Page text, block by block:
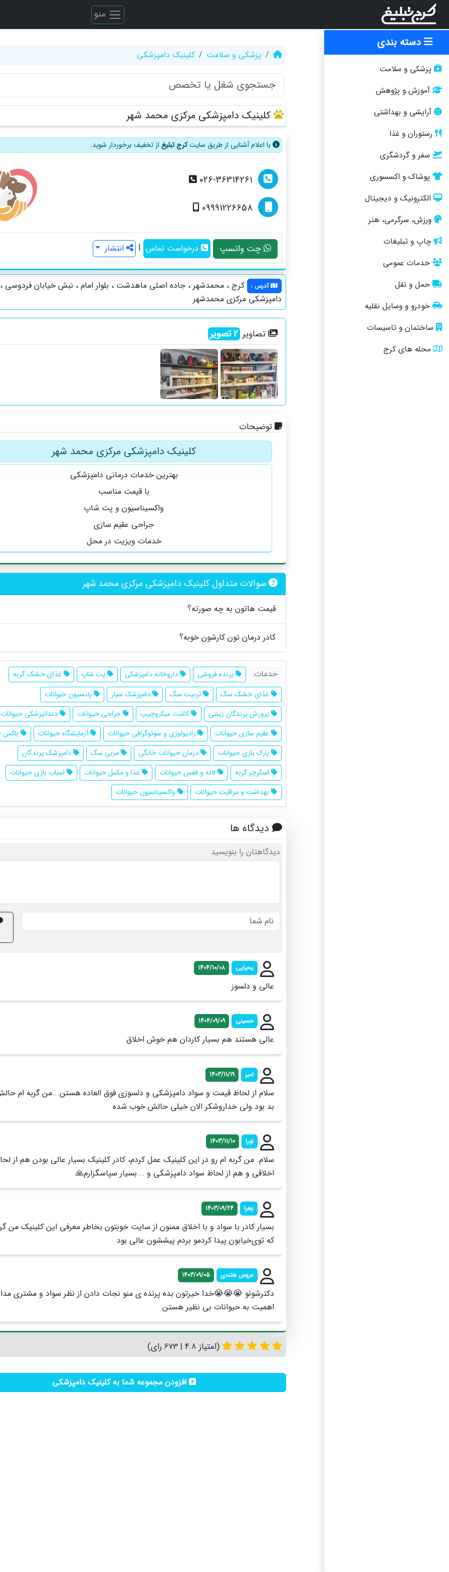
منو
دسته بندی
پزشکی و سلامت
آموزش و پژوهش
آرایشی و بهداشتی
رستوران و غذا
سفر و گردشگری
پوشاک و اکسسوری
الکترونیک و دیجیتال
ورزش، سرگرمی، هنر
چاپ و تبلیغات
خدمات عمومی
حمل و نقل
خودرو و وسایل نقلیه
ساختمان و تاسیسات
محله های کرج
پزشکی و سلامت کلینیک دامپزشکی
کلینیک دامپزشکی مرکزی محمد شهر
با اعلام آشنایی از طریق سایتکرج تبلیغ از تخفیف برخوردار شوید.
026-36314261
09991226658
چت واتسپ درخواست تماس | انتشار
آدرس :
کرج ، محمدشهر ، جاده اصلی ماهدشت ، بلوار امام ، نبش خیابان فردوسی
دامپزشکی مرکزی محمدشهر
تصاویر 2تصویر
توضیحات
کلینیک دامپزشکی مرکزی محمد شهر
بهترین خدمات درمانی دامپزشکی
با قیمت مناسب
واکسیناسیون و پت شاپ
جراحی عقیم سازی
خدمات ویزیت در محل
سوالات متداول کلینیک دامپزشکی مرکزی محمد شهر
قیمت هاتون به چه صورته؟
کادر درمان تون کارشون خوبه؟
خدمات: پرنده فروشی داروخانه دامپزشکی پت شاپ
غذای خشک گربه
غذای خشک سگ
تربیت سگ دامپزشک سیار
پانسیون حیوانات
پرورش پرندگان زینتی
کاشت میکروچیپ جراحی حیوانات
دندانپزشکی حیوانات
عقیم سازی حیوانات
رادیولوژی و سونوگرافی حیوانات آزمایشگاه حیوانات
باکس
پارک بازی حیوانات
درمان حیوانات‌ خانگی مربی سگ
دامپزشک پرندگان
اسکرچر گربه
لانه و قفس حیوانات غذا و مکمل حیوانات
اسباب بازی حیوانات
بهداشت و مراقبت حیوانات
واکسیناسیون حیوانات
دیدگاه ها
دیدگاهتان را بنویسید
یحیایی 1404/10/08
عالی و دلسوز
حسینی 1404/09/09
عالی هستند هم بسیار کاردان هم خوش اخلاق
امیر 1403/11/19
سلام از لحاظ قیمت و سواد دامپزشکی و دلسوزی فوق العاده هستن...من گربه ام
بد بود ولی خداروشکر الان خیلی حالش خوب شده
نورا 1403/11/10
سلام. من گربه ام رو در این کلینیک عمل کردم، کادر کلینیک بسیار عالی بودن هم از
اخلاقی و هم از لحاظ سواد دامپزشکی و ...بسیار سپاسگزارم🙏
زهرا 1403/09/24
بسیار کادر با سواد و با اخلاق ممنون از سایت خوبتون بخاطر معرفی این کلینیک من
که توی‌خیابون پیدا کردمو بردم پیششون عالی بود
عروس هلندی 1403/09/05
دکترشونو 😭😭😭خدا خیرتون بده پرنده ی منو نجات دادن از نظر سواد و مشتری
اهمیت به حیوانات بی نظیر هستن
(امتیاز 4.8 | 673 رای)
افزودن مجموعه شما به کلینیک دامپزشکی